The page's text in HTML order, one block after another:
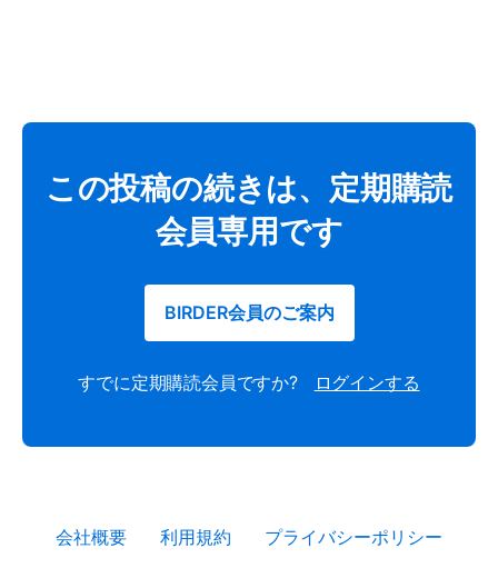
この投稿の続きは、定期購読
会員専用です
BIRDER会員のご案内
すでに定期購読会員ですか? ログインする
会社概要 利用規約 プライバシーポリシー